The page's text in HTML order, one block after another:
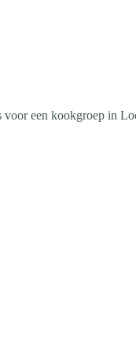
een kookgroep in